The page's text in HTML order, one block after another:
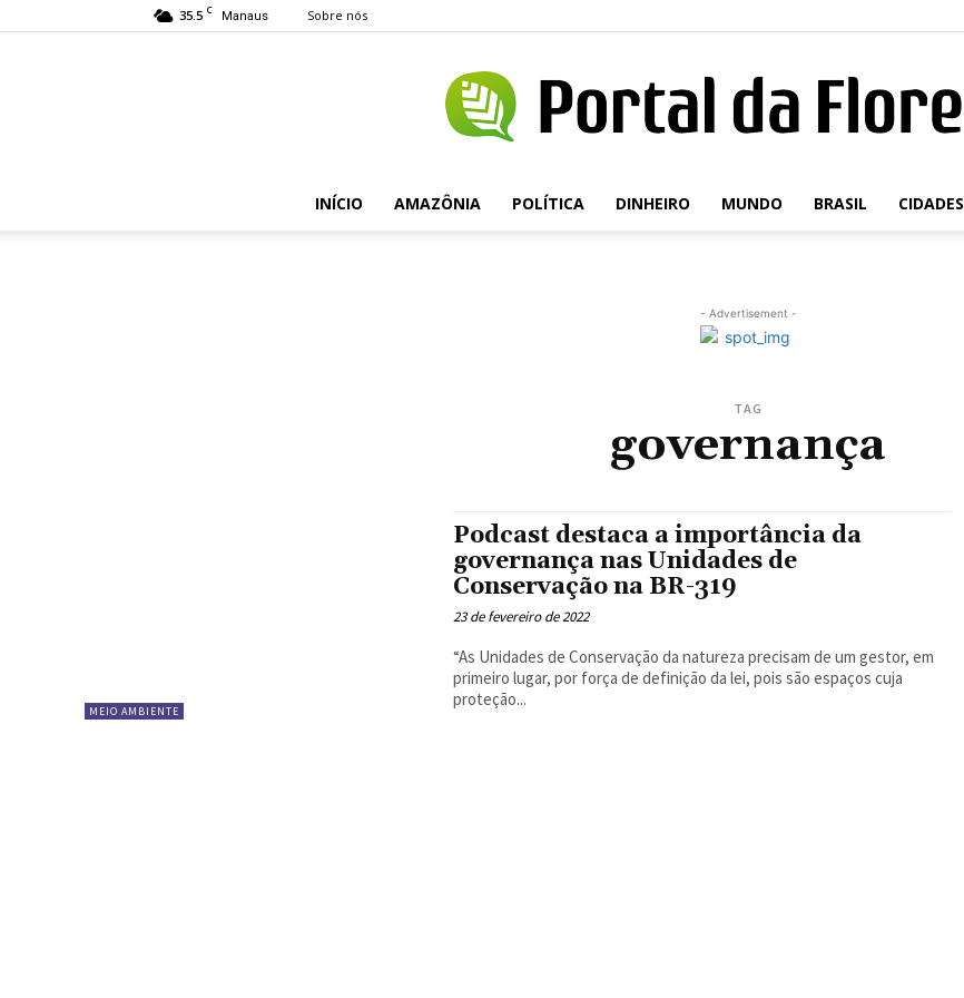
35.5 C Manaus Sobre nós
Portal
INÍCIO AMAZÔNIA POLÍTICA DINHEIRO MUNDO BRASIL CIDADES
- Advertisement -
TAG
governança
MEIO AMBIENTE
Podcast destaca a importância da
governança nas Unidades de
Conservação na BR-319
23 de fevereiro de 2022
“As Unidades de Conservação da natureza precisam de um gestor, em
primeiro lugar, por força de definição da lei, pois são espaços cuja
proteção...